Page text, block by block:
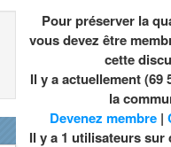
Pour préserver la
vous devez être
cette
Il y a actuellement (69
la
Devenez membre|
Il y a 1 utilisateurs sur